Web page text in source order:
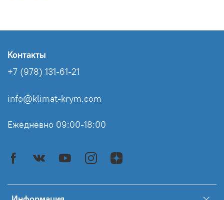
Контакты
+7 (978) 131-61-21
info@klimat-krym.com
Ежедневно 09:00-18:00